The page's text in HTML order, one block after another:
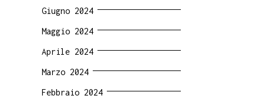
Giugno 2024
Maggio 2024
Aprile 2024
Marzo 2024
Febbraio 2024